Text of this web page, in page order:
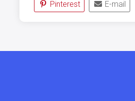
Pinterest
E-mail